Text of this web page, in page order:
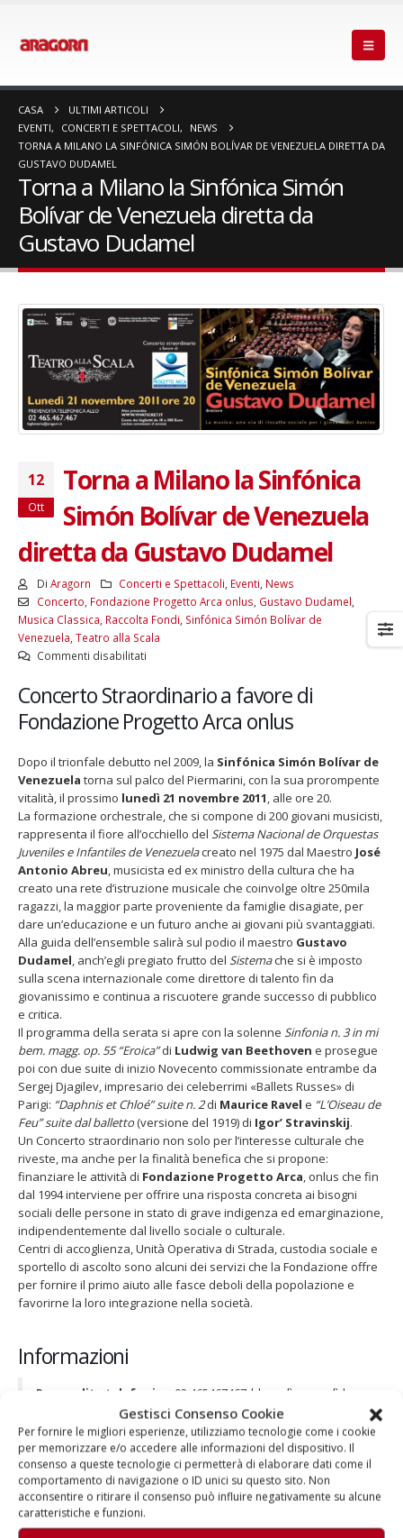
Gestisci Consenso Cookie
Per fornire le migliori esperienze, utilizziamo tecnologie come i cookie
per memorizzare e/o accedere alle informazioni del dispositivo. Il
consenso a queste tecnologie ci permetterà di elaborare dati come il
comportamento di navigazione o ID unici su questo sito. Non
acconsentire o ritirare il consenso può influire negativamente su alcune
caratteristiche e funzioni.
CASA
ULTIMI ARTICOLI
EVENTI, CONCERTI E SPETTACOLI,
NEWS
TORNA A MILANO LA SINFÓNICA SIMÓN BOLÍVAR DE VENEZUELA DIRETTA DA
GUSTAVO DUDAMEL
Torna a Milano la Sinfónica Simón
Bolívar de Venezuela diretta da
Gustavo Dudamel
12
Ott
Torna a Milano la Sinfónica
Simón Bolívar de Venezuela
diretta da Gustavo Dudamel
Di Aragorn Concerti e Spettacoli Eventi News
Concerto Fondazione Progetto Arca onlus Gustavo Dudamel
Musica Classica Raccolta Fondi Sinfónica Simón Bolívar de
Venezuela Teatro alla Scala
Commenti disabilitatisu
a
la
Simón
Bolívar
de
Venezuela
diretta
da
Gustavo
Dudamel
Concerto Straordinario a favore di
Fondazione Progetto Arca onlus
Dopo il trionfale debutto nel 2009, la Sinfónica Simón Bolívar de
Venezuela torna sul palco del Piermarini, con la sua prorompente
vitalità, il prossimo lunedì 21 novembre 2011, alle ore 20.
La formazione orchestrale, che si compone di 200 giovani musicisti,
rappresenta il fiore all’occhiello del Sistema Nacional de Orquestas
Juveniles e Infantiles de Venezuelacreato nel 1975 dal Maestro José
Antonio Abreu, musicista ed ex ministro della cultura che ha
creato una rete d’istruzione musicale che coinvolge oltre 250mila
ragazzi, la maggior parte proveniente da famiglie disagiate, per
dare un’educazione e un futuro anche ai giovani più svantaggiati.
Alla guida dell’ensemble salirà sul podio il maestro Gustavo
Dudamel, anch’egli pregiato frutto del Sistemache si è imposto
sulla scena internazionale come direttore di talento fin da
giovanissimo e continua a riscuotere grande successo di pubblico
e critica.
Il programma della serata si apre con la solenne Sinfonia n. 3 in mi
bem. magg. op. 55 “Eroica”di Ludwig van Beethoven e prosegue
poi con due suite di inizio Novecento commissionate entrambe da
Sergej Djagilev, impresario dei celeberrimi «Ballets Russes» di
Parigi: “Daphnis et Chloé” suite n. 2di Maurice Ravel e “L’Oiseau de
Feu”suite dal balletto(versione del 1919) di Igor’ Stravinskij.
Un Concerto straordinario non solo per l’interesse culturale che
riveste, ma anche per la finalità benefica che si propone:
finanziare le attività di Fondazione Progetto Arca, onlus che fin
dal 1994 interviene per offrire una risposta concreta ai bisogni
sociali delle persone in stato di grave indigenza ed emarginazione,
indipendentemente dal livello sociale o culturale.
Centri di accoglienza, Unità Operativa di Strada, custodia sociale e
sportello di ascolto sono alcuni dei servizi che la Fondazione offre
per fornire il primo aiuto alle fasce deboli della popolazione e
favorirne la loro integrazione nella società.
Informazioni
Prevendita telefonica
: 02 465467467 | lunedì-venerdì |
orari 10.00-13.00 / 14.00-17.00
Prevendite online:www.vivaticket.it
Prezzo biglietti: da 10 a 300 euro – escluse commissioni di
servizio; 2 file di platea riservate ai giovani under 18 al
prezzo speciale di 20 euro
Pianta di platea e galleria:clicca qui
Pianta dei palchi:clicca qui
22 giugno 2026 – Terrazze del
Duomo: apertura serale
straordinaria per Fondazione
Cieli Azzurri
28, 2026
3 giugno 2026 – Al Teatro
Fraschini di Pavia il concerto
inaugurale di UniON –
Orchestra Nazionale
13, 2026
Un evento di Natale per
Aragorn
Aprile 1, 2026
Fino al 29 marzo 2026 –
malati e fragili, VIDAS
una campagna per
l’assistenza domiciliare
Marzo 17, 2026